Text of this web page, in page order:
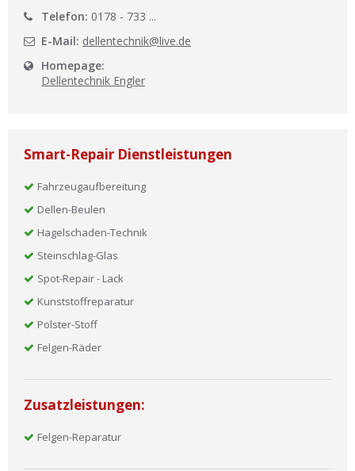
Telefon: 0178 - 733 ...
E-Mail: dellentechnik@live.de
Homepage:
Dellentechnik Engler
Smart-Repair Dienstleistungen
Fahrzeugaufbereitung
Dellen-Beulen
Hagelschaden-Technik
Steinschlag-Glas
Spot-Repair - Lack
Kunststoffreparatur
Polster-Stoff
Felgen-Räder
Zusatzleistungen:
Felgen-Reparatur